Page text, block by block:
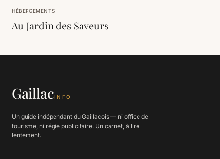
HÉBERGEMENTS
Au Jardin des Saveurs
GaillacINFO
Un guide indépendant du Gaillacois — ni office de
tourisme, ni régie publicitaire. Un carnet, à lire
lentement.